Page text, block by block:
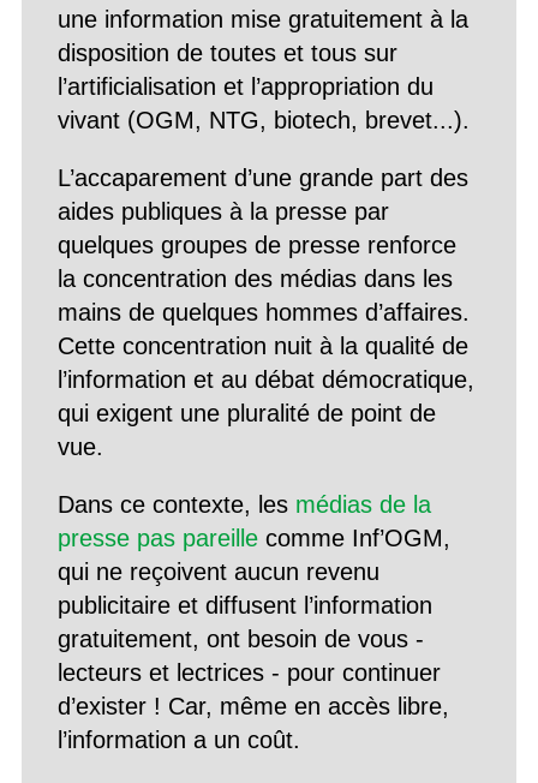
une information mise gratuitement à la
disposition de toutes et tous sur
l’artificialisation et l’appropriation du
vivant (OGM, NTG, biotech, brevet...).
L’accaparement d’une grande part des
aides publiques à la presse par
quelques groupes de presse renforce
la concentration des médias dans les
mains de quelques hommes d’affaires.
Cette concentration nuit à la qualité de
l’information et au débat démocratique,
qui exigent une pluralité de point de
vue.
Dans ce contexte, les médias de la
presse pas pareillecomme Inf’OGM,
qui ne reçoivent aucun revenu
publicitaire et diffusent l’information
gratuitement, ont besoin de vous -
lecteurs et lectrices - pour continuer
d’exister ! Car, même en accès libre,
l’information a un coût.